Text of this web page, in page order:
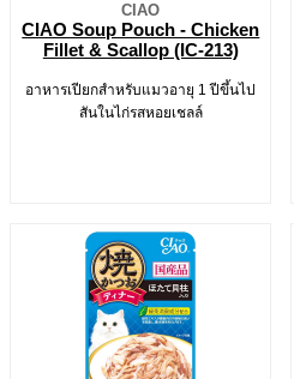
CIAO
CIAO Soup Pouch - Chicken
Fillet & Scallop (IC-213)
อาหารเปียกสำหรับแมวอายุ 1 ปีขึ้นไป
สันในไก่รสหอยเชลล์